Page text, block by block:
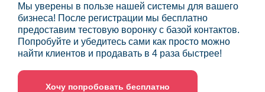
Мы уверены в пользе нашей системы для вашего
бизнеса! После регистрации мы бесплатно
предоставим тестовую воронку с базой контактов.
Попробуйте и убедитесь сами как просто можно
найти клиентов и продавать в 4 раза быстрее!
Хочу попробовать бесплатно